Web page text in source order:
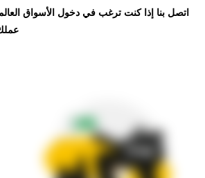
اتصل بنا إذا كنت ترغب في دخول الأسواق